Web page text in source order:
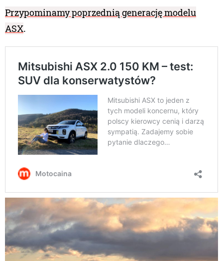
Przypominamy poprzednią generację modelu
ASX.